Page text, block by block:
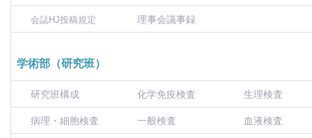
会誌HJ投稿規定 理事会議事録
学術部（研究班）
研究班構成 化学免疫検査
生理検査
病理・細胞検査
一般検査
血液検査